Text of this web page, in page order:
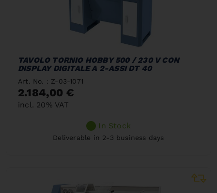
TAVOLO TORNIO HOBBY 500 / 230 V CON
DISPLAY DIGITALE A 2-ASSI DT 40
Art. No. : Z-03-1071
2.184,00 €
incl. 20% VAT
In Stock
Deliverable in 2-3 business days